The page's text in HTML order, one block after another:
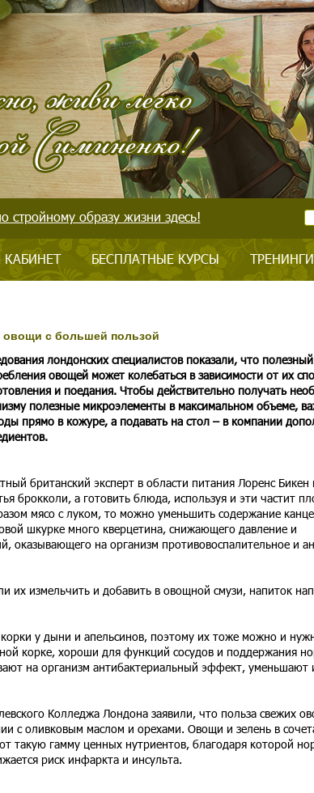
стройному образу жизни здесь!
БЕСПЛАТНЫЕ КУРСЫ ТРЕНИНГИ
овощи с большей пользой
лондонских специалистов показали, что
овощей может колебаться в зависимости от их
и поедания. Чтобы действительно получать
полезные микроэлементы в максимальном объеме,
прямо в кожуре, а подавать на стол – в компании
британский эксперт в области питания Лоренс Бикен
брокколи, а готовить блюда, используя и эти частит
мясо с луком, то можно уменьшить содержание
шкурке много кверцетина, снижающего давление и
оказывающего на организм противовоспалительное и
их измельчить и добавить в овощной смузи, напиток
у дыни и апельсинов, поэтому их тоже можно и
корке, хороши для функций сосудов и поддержания
на организм антибактериальный эффект, уменьшают
Колледжа Лондона заявили, что польза свежих
с оливковым маслом и орехами. Овощи и зелень в
такую гамму ценных нутриентов, благодаря которой
риск инфаркта и инсульта.